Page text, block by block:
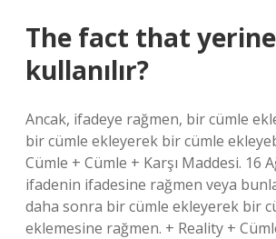
The fact that
kullanılır?
Ancak, ifadeye rağmen, bir cümle
bir cümle ekleyerek bir cümle
Cümle + Cümle + Karşı Maddesi. 16
ifadenin ifadesine rağmen veya
daha sonra bir cümle ekleyerek bir
eklemesine rağmen. + Reality +